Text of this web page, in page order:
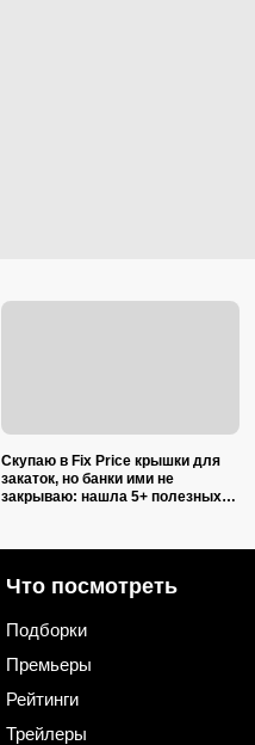
Скупаю в Fix Price крышки для
закаток, но банки ими не
закрываю: нашла 5+ полезных
Что посмотреть
Подборки
Премьеры
Рейтинги
Трейлеры